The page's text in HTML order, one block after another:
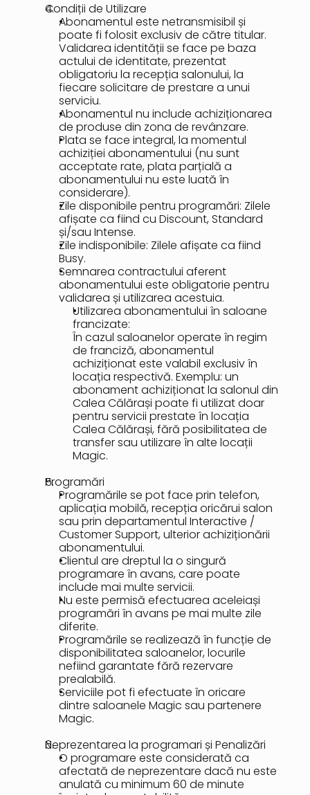
Condiții de Utilizare
Abonamentul este netransmisibil și
poate fi folosit exclusiv de către titular.
Validarea identității se face pe baza
actului de identitate, prezentat
obligatoriu la recepția salonului, la
fiecare solicitare de prestare a unui
serviciu.
Abonamentul nu include achiziționarea
de produse din zona de revânzare.
Plata se face integral, la momentul
achiziției abonamentului (nu sunt
acceptate rate, plata parțială a
abonamentului nu este luată în
considerare).
Zile disponibile pentru programări: Zilele
afișate ca fiind cu Discount, Standard
și/sau Intense.
Zile indisponibile: Zilele afișate ca fiind
Busy.
Semnarea contractului aferent
abonamentului este obligatorie pentru
validarea și utilizarea acestuia.
Utilizarea abonamentului în saloane
francizate:
În cazul saloanelor operate în regim
de franciză, abonamentul
achiziționat este valabil exclusiv în
locația respectivă. Exemplu: un
abonament achiziționat la salonul din
Calea Călărași poate fi utilizat doar
pentru servicii prestate în locația
Calea Călărași, fără posibilitatea de
transfer sau utilizare în alte locații
Magic.
Programări
Programările se pot face prin telefon,
aplicația mobilă, recepția oricărui salon
sau prin departamentul Interactive /
Customer Support, ulterior achiziționării
abonamentului.
Clientul are dreptul la o singură
programare în avans, care poate
include mai multe servicii.
Nu este permisă efectuarea aceleiași
programări în avans pe mai multe zile
diferite.
Programările se realizează în funcție de
disponibilitatea saloanelor, locurile
nefiind garantate fără rezervare
prealabilă.
Serviciile pot fi efectuate în oricare
dintre saloanele Magic sau partenere
Magic.
Neprezentarea la programari și Penalizări
O programare este considerată ca
afectată de neprezentare dacă nu este
anulată cu minimum 60 de minute